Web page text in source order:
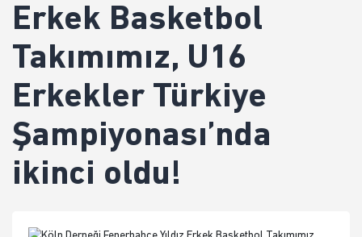
Erkek Basketbol
Takımımız, U16
Erkekler Türkiye
Şampiyonası’nda
ikinci oldu!